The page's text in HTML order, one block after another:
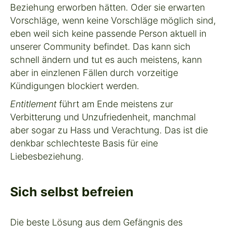
Beziehung erworben hätten. Oder sie erwarten
Vorschläge, wenn keine Vorschläge möglich sind,
eben weil sich keine passende Person aktuell in
unserer Community befindet. Das kann sich
schnell ändern und tut es auch meistens, kann
aber in einzlenen Fällen durch vorzeitige
Kündigungen blockiert werden.
Entitlement führt am Ende meistens zur
Verbitterung und Unzufriedenheit, manchmal
aber sogar zu Hass und Verachtung. Das ist die
denkbar schlechteste Basis für eine
Liebesbeziehung.
Sich selbst befreien
Die beste Lösung aus dem Gefängnis des